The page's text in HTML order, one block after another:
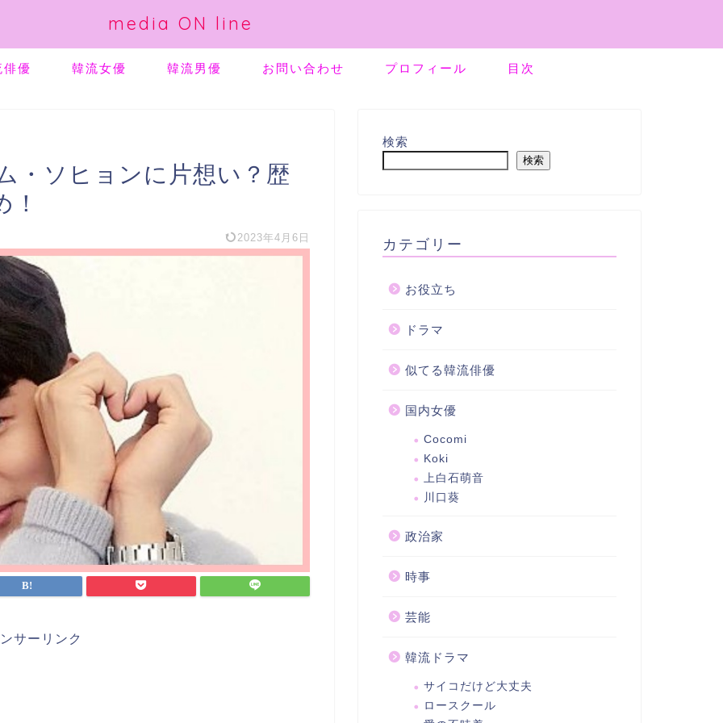
media ON line
優 韓流女優 韓流男優 お問い合わせ プロフィール 目次
・ソヒョンに片想い？歴
2023年4月6日
サーリンク
検索
検索
カテゴリー
お役立ち
ドラマ
似てる韓流俳優
国内女優
Cocomi
Koki
上白石萌音
川口葵
政治家
時事
芸能
韓流ドラマ
サイコだけど大丈夫
ロースクール